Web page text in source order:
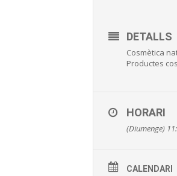
DETALLS
Cosmètica
Productes
HORARI
(Diumenge)
CALENDARI